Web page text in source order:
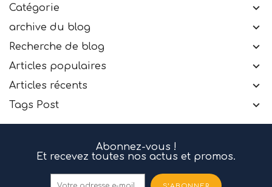
Catégorie
archive du blog
Recherche de blog
Articles populaires
Articles récents
Tags Post
Abonnez-vous !
Et recevez toutes nos actus et promos.